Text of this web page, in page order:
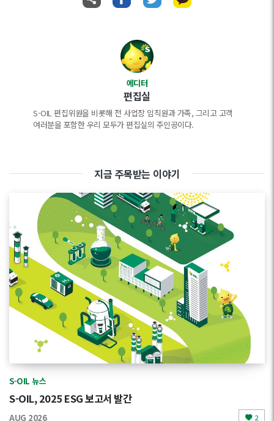
에디터
편집실
S-OIL 편집위원을 비롯해 전 사업장 임직원과 가족, 그리고 고객
여러분을 포함한 우리 모두가 편집실의 주인공이다.
지금 주목받는 이야기
S-OIL 뉴스
S-OIL, 2025 ESG 보고서 발간
AUG 2026 2